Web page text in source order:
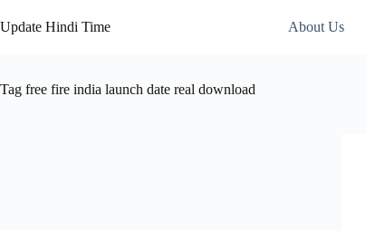
to
content
Update Hindi Time About Us
Tag free fire india launch date real download